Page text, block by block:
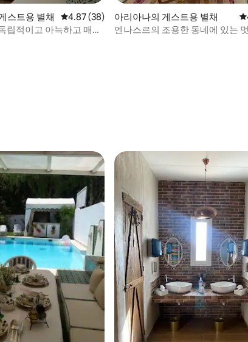
스트용 별채 평점 4.87점(5점 만점), 후기 38개
4.87 (38)
립적이고 아늑하고 매력
아리아나의 게스트용 별채
엔나스르의 조용한 동네에 있는